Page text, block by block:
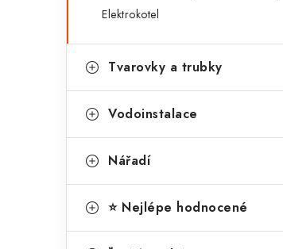
Elektrokotel
Tvarovky a trubky
Vodoinstalace
Nářadí
⭐ Nejlépe hodnocené